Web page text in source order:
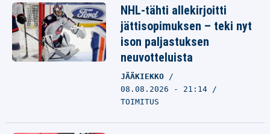
NHL-tähti allekirjoitti
jättisopimuksen – teki nyt
ison paljastuksen
neuvotteluista
JÄÄKIEKKO
08.08.2026 - 21:14
TOIMITUS